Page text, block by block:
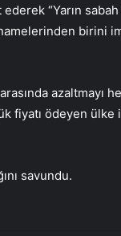
“Yarın sabah
birini
azaltmayı
fiyatı ödeyen ülke
savundu.